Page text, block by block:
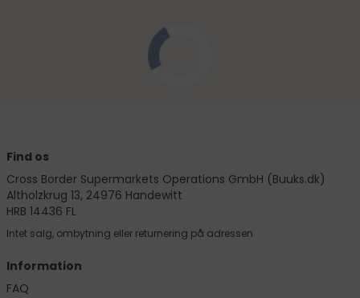
Find os
Cross Border Supermarkets Operations GmbH (Buuks.dk)
Altholzkrug 13, 24976 Handewitt
HRB 14436 FL
Intet salg, ombytning eller returnering på adressen
Information
FAQ